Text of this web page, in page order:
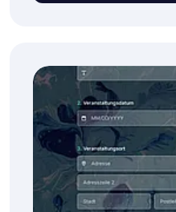
forms.app kostenlos!